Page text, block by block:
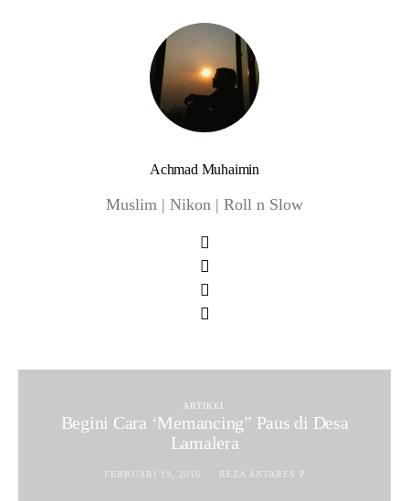
Achmad Muhaimin
Muslim | Nikon | Roll n Slow
ARTIKEL
Begini Cara ‘Memancing” Paus di Desa
Lamalera
FEBRUARI 19, 2016 REZA ANTARES P